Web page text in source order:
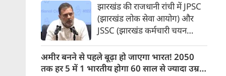
झारखंड की राजधानी रांची में JPSC
(झारखंड लोक सेवा आयोग) और
JSSC (झारखंड कर्मचारी चयन
धांधली, पेपर लीक और परीक्षा
माफियाओं के खिलाफ छात्रों का
अमीर बनने से पहले बूढ़ा हो जाएगा भारत! 2050
तक हर 5 में 1 भारतीय होगा 60 साल से ज्यादा उम्र